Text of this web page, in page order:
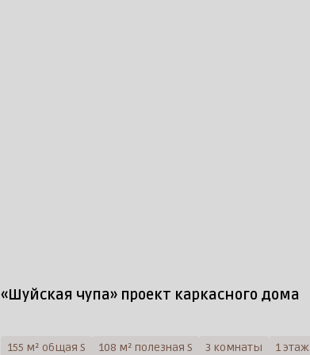
«Шуйская чупа» проект каркасного дома
155 м² общая S 108 м² полезная S 3 комнаты 1 этаж